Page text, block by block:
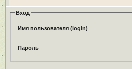
Вход
Имя пользователя (login)
Пароль